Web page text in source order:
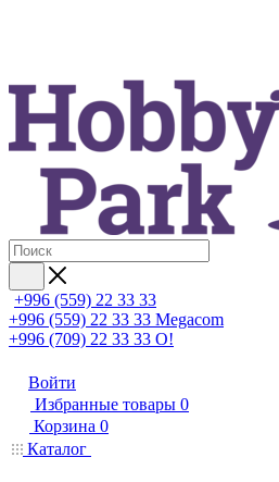
+996 (559) 22 33 33
+996 (559) 22 33 33 Megacom
+996 (709) 22 33 33 O!
Войти
Избранные товары 0
Корзина 0
Каталог